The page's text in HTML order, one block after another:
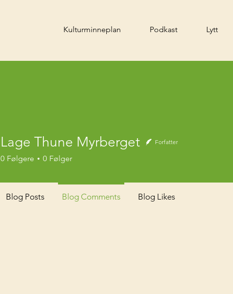
Kulturminneplan Podkast Lytt
Lage Thune Myrberget Forfatter
0 Følgere 0 Følger
Blog Posts Blog Comments Blog Likes